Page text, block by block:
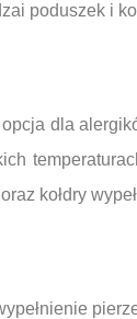
poduszek i
dla
kołdry